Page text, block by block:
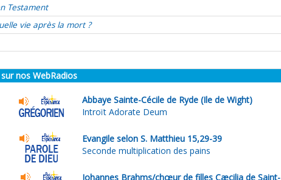
Testament
vie après la mort ?
nos WebRadios
Abbaye Sainte-Cécile de Ryde (Ile de Wight)
Introït Adorate Deum
Evangile selon S. Matthieu 15,29-39
Seconde multiplication des pains
Johannes Brahms/chœur de filles Cæcilia de Saint-